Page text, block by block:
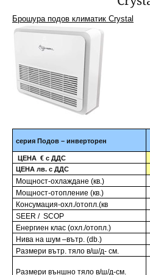
Брошура подов климатик Crystal
серия Подов – инверторен
ЦЕНА €с ДДС
ЦЕНА лв. с ДДС
Mощност-охлаждане (кв.)
Mощност-отопление (кв.)
Консумaция-охл./отопл.(кв
SEER / SCOP
Енергиен клас (охл./отопл.)
Нива на шум –вътр. (db.)
Размери вътр. тяло в/ш/д- см.
Размери външно тяло в/ш/д-см.